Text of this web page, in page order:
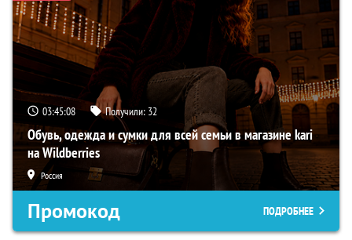
03:45:07 Получили: 32
Обувь, одежда и сумки для всей семьи в магазине kari
на Wildberries
Россия
Промокод ПОДРОБНЕЕ